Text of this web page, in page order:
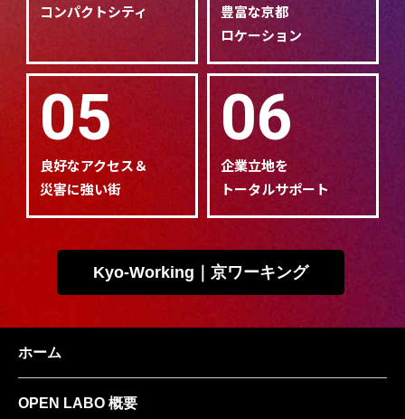
コンパクトシティ
豊富な京都
ロケーション
05
良好なアクセス＆
災害に強い街
06
企業立地を
トータルサポート
Kyo-Working｜京ワーキング
ホーム
OPEN LABO 概要